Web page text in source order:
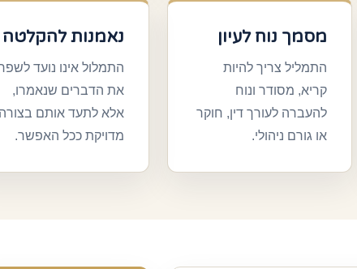
מסמך נוח לעיון
התמליל צריך להיות
קריא, מסודר ונוח
להעברה לעורך דין, חוקר
או גורם ניהולי.
נאמנות להקלטה
התמלול אינו נועד
את הדברים שנאמרו,
אלא לתעד אותם
מדויקת ככל האפשר.